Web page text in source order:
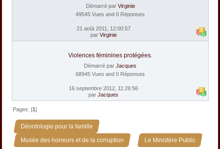
Démarré par Virginie
49545 Vues and 0 Réponses
21 août 2011, 12:00:57
par Virginie
Violences féminines protégées.
Démarré par Jacques
68945 Vues and 0 Réponses
16 septembre 2012, 11:26:56
par Jacques
Pages: [1]
Déontologie pour la famille »
Musée des horreurs et de la corruption » Le Ministère Public